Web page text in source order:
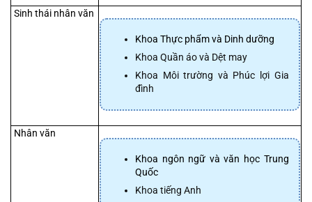
Sinh thái nhân văn
Khoa Thực phẩm và Dinh dưỡng
Khoa Quần áo và Dệt may
Khoa Môi trường và Phúc lợi Gia
đình
Nhân văn
Khoa ngôn ngữ và văn học Trung
Quốc
Khoa tiếng Anh